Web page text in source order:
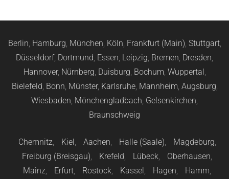
Berlin, Hamburg, München, Köln, Frankfurt (Main), Stuttgart,
Düsseldorf, Dortmund, Essen, Leipzig, Bremen, Dresden,
Hannover, Nürnberg, Duisburg, Bochum, Wuppertal,
Bielefeld, Bonn, Münster, Karlsruhe, Mannheim, Augsburg,
Wiesbaden, Mönchengladbach, Gelsenkirchen,
Braunschweig
Chemnitz, Kiel, Aachen, Halle (Saale), Magdeburg,
Freiburg (Breisgau), Krefeld, Lübeck, Oberhausen,
Mainz, Erfurt, Rostock, Kassel, Hagen, Hamm,